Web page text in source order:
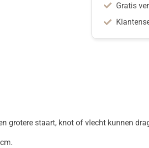
Gratis
grotere staart, knot of vlecht kunnen